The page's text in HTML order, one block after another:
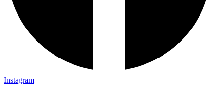
Instagram